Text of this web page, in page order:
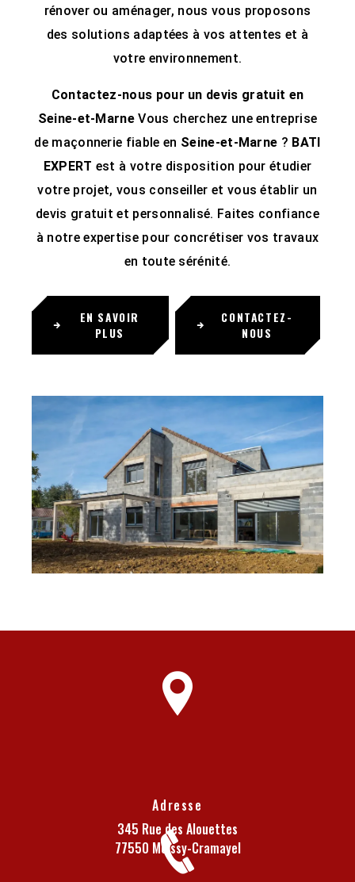
rénover ou aménager, nous vous proposons
des solutions adaptées à vos attentes et à
votre environnement.
Contactez-nous pour un devis gratuit en
Seine-et-Marne Vous cherchez une entreprise
de maçonnerie fiable en Seine-et-Marne ? BATI
EXPERT est à votre disposition pour étudier
votre projet, vous conseiller et vous établir un
devis gratuit et personnalisé. Faites confiance
à notre expertise pour concrétiser vos travaux
en toute sérénité.
EN SAVOIR
PLUS
CONTACTEZ-
NOUS
Adresse
345 Rue des Alouettes
77550 Moissy-Cramayel